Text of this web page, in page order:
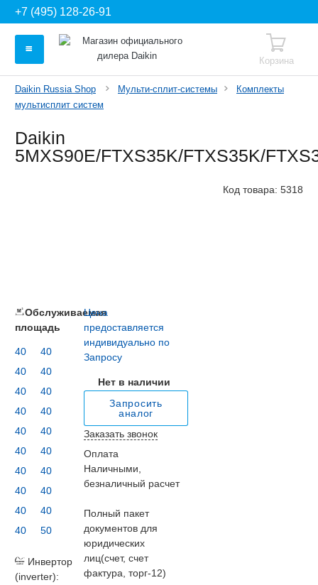
+7 (495) 128-26-91
Корзина
Daikin Russia Shop Мульти-сплит-системы
Комплекты
мультисплит систем
Daikin
5MXS90E/FTXS35K/FTXS35K/
Код товара: 5318
Цена
предоставляется
индивидуально по
Запросу
Нет в наличии
Запросить
аналог
Заказать звонок
Оплата
Наличными,
безналичный расчет
Полный пакет
документов для
юридических
лиц(счет, счет
фактура, торг-12)
Обслуживаемая
площадь
40
40
40
40
40
40
40
40
40
40
40
40
40
40
40
40
40
40
40
50
Инвертор
(inverter):